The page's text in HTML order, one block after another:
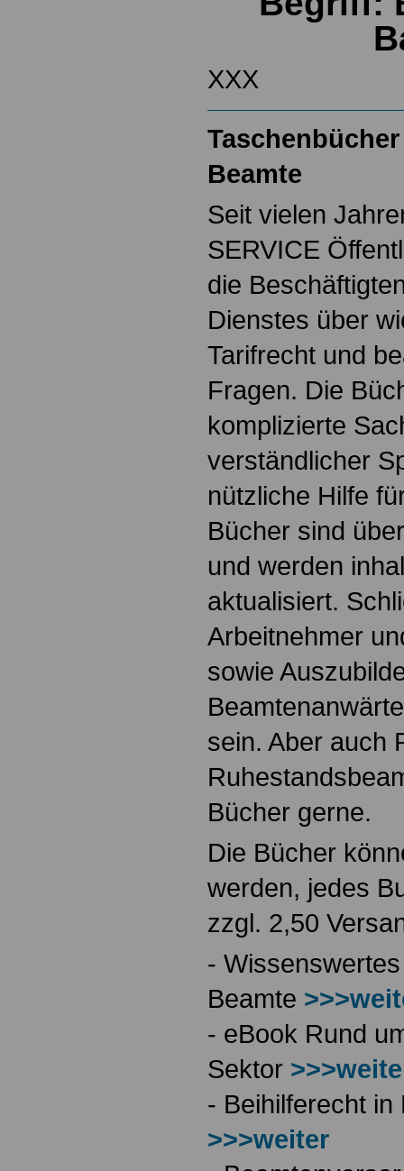
XXX
Beamte
Seit vielen
SERVICE
die
Dienstes über
Tarifrecht und
Fragen. Die
komplizierte
verständlicher
nützliche Hilfe
Bücher sind
und werden
aktualisiert.
Arbeitnehmer
sowie
sein. Aber auch
Bücher gerne.
Die Bücher
werden, jedes
zzgl. 2,50
-
Beamte
- eBook Rund
Sektor
- Beihilferecht
>>>weiter